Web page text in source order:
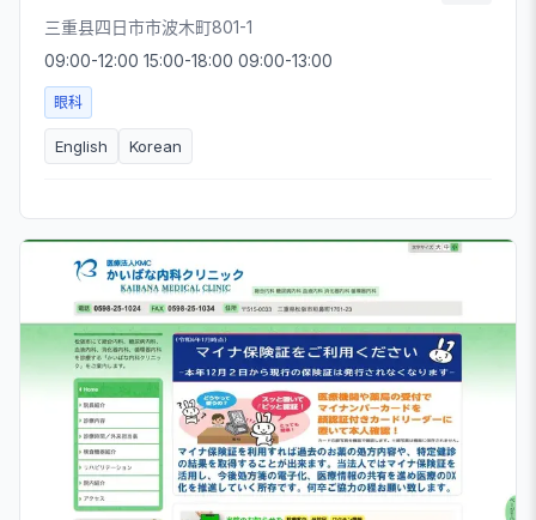
三重县四日市市波木町801-1
09:00-12:00 15:00-18:00 09:00-13:00
眼科
English Korean